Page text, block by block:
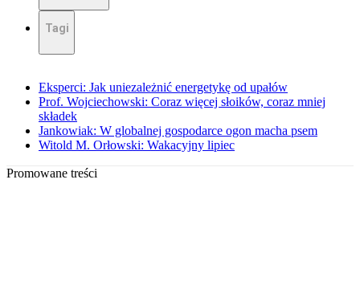
Tagi
Eksperci: Jak uniezależnić energetykę od upałów
Prof. Wojciechowski: Coraz więcej słoików, coraz mniej
składek
Jankowiak: W globalnej gospodarce ogon macha psem
Witold M. Orłowski: Wakacyjny lipiec
Promowane treści